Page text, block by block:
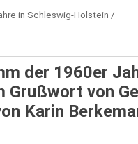
in Schleswig-Holstein /
der 1960er
von
Karin